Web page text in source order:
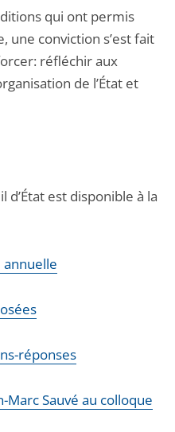
qui ont permis
une conviction s’est fait
réfléchir aux
de l’État et
est disponible à la
réponses
Sauvé au colloque